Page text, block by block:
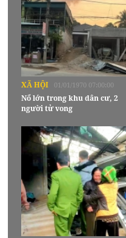
XÃ HỘI 01/01/1970 07:00:00
Nổ lớn trong khu dân cư, 2
người tử vong